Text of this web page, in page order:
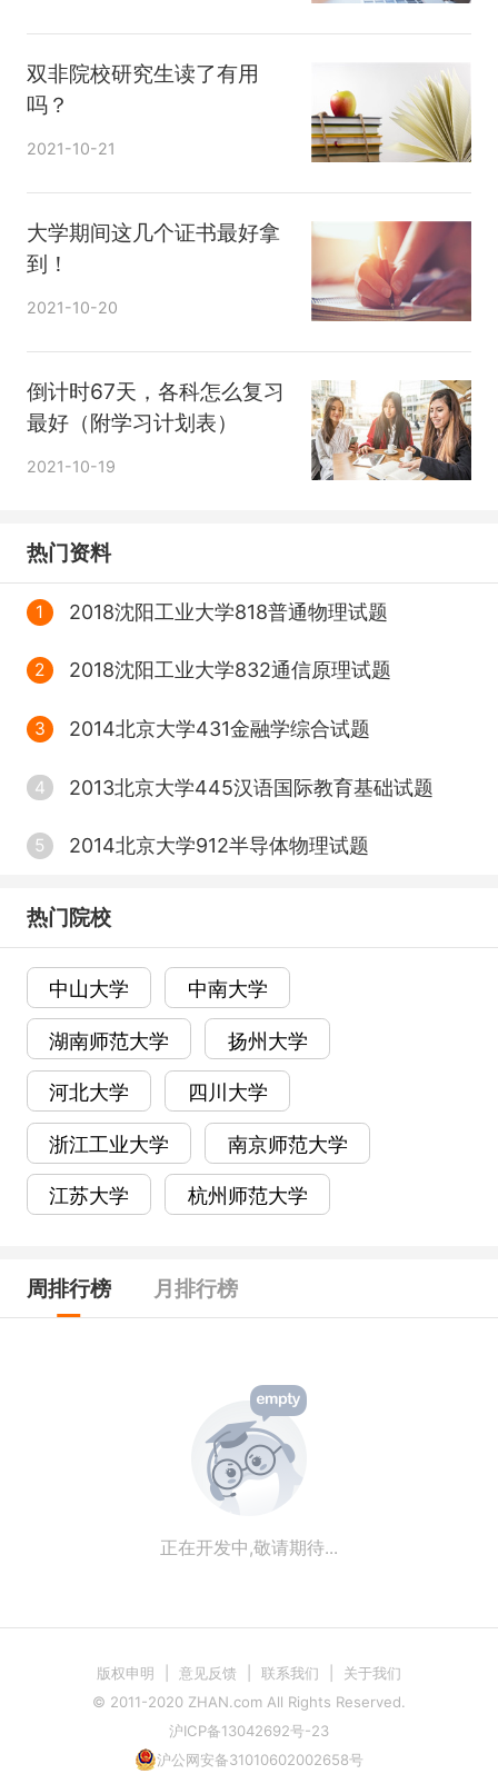
适中区——湖北、广东
湖北地处中部，学校多但顶尖高校少，这也一
方面缓解了报考压力，是不少同学退而求其次
的择优选。
顺带着不少同学选择就近深造。
小水区——山东、安徽、甘肃、湖南
些，比起大水区，还是有一定优势的，阅卷的
严格程度要稍高些。
大水区——陕西、河南、辽宁、吉林、江西、
广西、内蒙、宁夏、新疆、河北、山西、重庆
这几个地区主要在于高校少，加上经济发展缓
慢，比不上其他几个地区。
想稳上岸，这几个省可考虑。
洪水区——云南、贵州、黑龙江、青海、海南
神秘区——西藏
神秘区就不多说了，人少学校少，地势气候极
端，每年报考人数有待确认。
双非院校研究生读了有用
吗？
2021-10-21
大学期间这几个证书最好拿
到！
2021-10-20
倒计时67天，各科怎么复习
最好（附学习计划表）
2021-10-19
热门资料
1 2018沈阳工业大学818普通物理试题
2 2018沈阳工业大学832通信原理试题
3 2014北京大学431金融学综合试题
4 2013北京大学445汉语国际教育基础试题
5 2014北京大学912半导体物理试题
热门院校
中山大学 中南大学
湖南师范大学 扬州大学
河北大学 四川大学
浙江工业大学 南京师范大学
江苏大学 杭州师范大学
周排行榜 月排行榜
正在开发中,敬请期待...
版权申明 意见反馈 联系我们
关于我们
© 2011-2020 ZHAN.com All Rights Reserved.
沪ICP备13042692号-23
沪公网安备31010602002658号